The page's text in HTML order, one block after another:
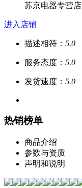
苏京电器专营店
进入店铺
描述相符： 5.0
服务态度： 5.0
发货速度： 5.0
热销榜单
商品介绍
参数与资质
声明和说明